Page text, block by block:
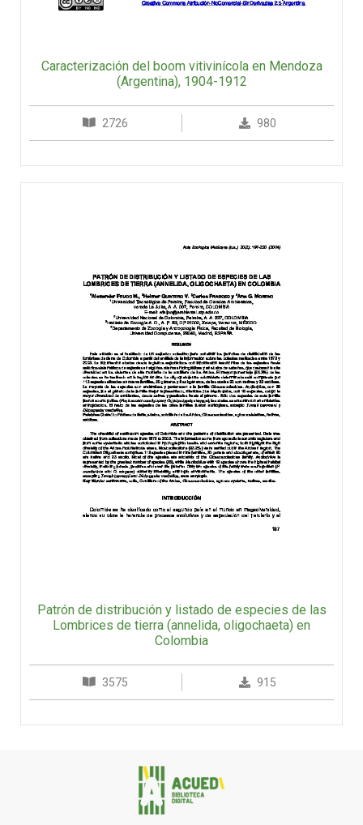
Caracterización del boom vitivinícola en Mendoza
(Argentina), 1904-1912
2726 980
Patrón de distribución y listado de especies de las
Lombrices de tierra (annelida, oligochaeta) en
Colombia
3575 915